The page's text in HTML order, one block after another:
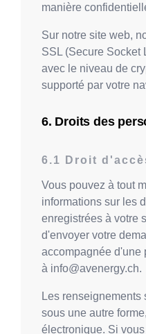
manière
Sur notre site web,
SSL (Secure Socket
avec le niveau de
supporté par votre
Droits des
Droit
Vous pouvez à tout
informations sur les
enregistrées à votre
d'envoyer votre
accompagnée d'une
à info@avenergy.ch.
Les renseignements
sous une autre
électronique. Si